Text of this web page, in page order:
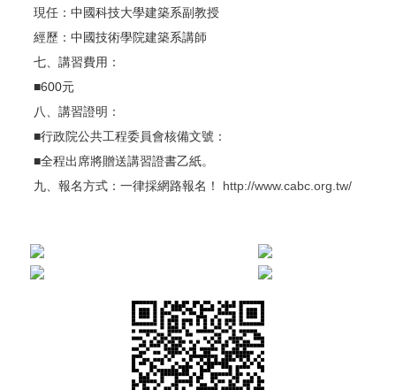
現任：中國科技大學建築系副教授
經歷：中國技術學院建築系講師
七、講習費用：
■600元
八、講習證明：
■行政院公共工程委員會核備文號：
■全程出席將贈送講習證書乙紙。
九、報名方式：一律採網路報名！ http://www.cabc.org.tw/